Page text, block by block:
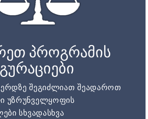
პროგრამის
შეგიძლიათ შეადაროთ
უზრუნველყოფის
სხვადასხვა